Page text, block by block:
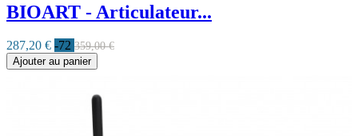
BIOART - Articulateur...
287,20 € -72 359,00 €
Ajouter au panier